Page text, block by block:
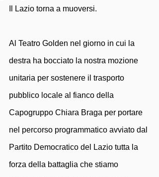
Il Lazio torna a muoversi.
Al Teatro Golden nel giorno in cui la
destra ha bocciato la nostra mozione
unitaria per sostenere il trasporto
pubblico locale al fianco della
Capogruppo Chiara Braga per portare
nel percorso programmatico avviato dal
Partito Democratico del Lazio tutta la
forza della battaglia che stiamo